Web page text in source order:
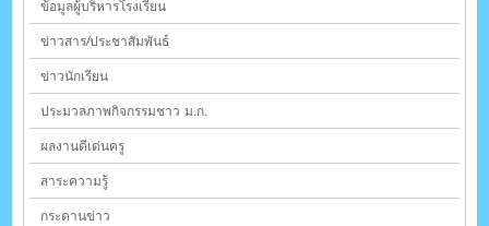
ข้อมูลผู้บริหารโรงเรียน
ข่าวสาร/ประชาสัมพันธ์
ข่าวนักเรียน
ประมวลภาพกิจกรรมชาว ม.ก.
ผลงานดีเด่นครู
สาระความรู้
กระดานข่าว